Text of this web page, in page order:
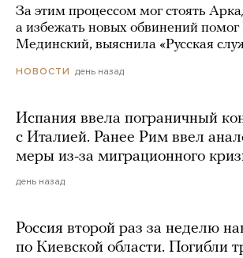
За этим процессом мог стоять
а избежать новых обвинений
Мединский, выяснила «Русская
НОВОСТИ день назад
Испания ввела пограничный
с Италией. Ранее Рим ввел
меры из-за миграционного
день назад
Россия второй раз за неделю
по Киевской области. Погибли